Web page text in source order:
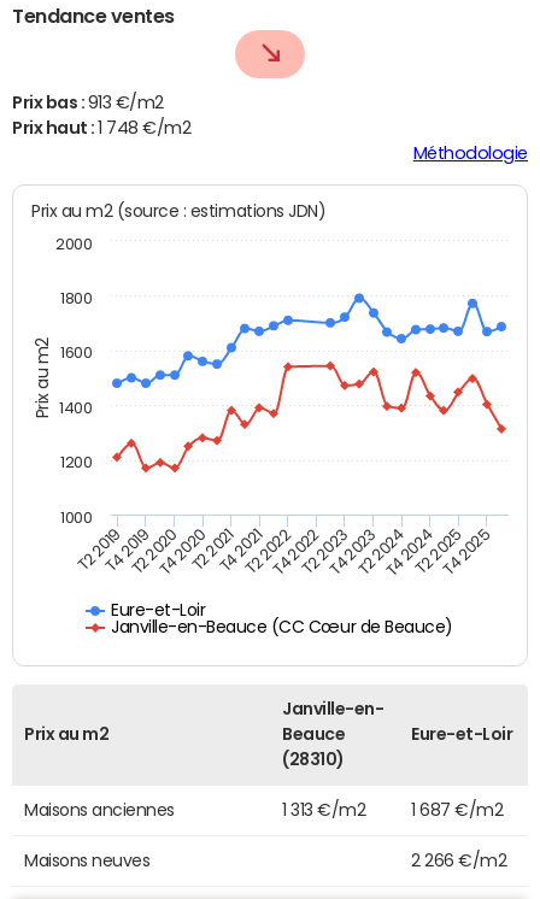
Tendance ventes
Prix bas : 913 €/m2
Prix haut :
1 748 €/m2
Méthodologie
Prix au m2
Prix au m2 (source : estimations JDN)
Eure-et-Loir
Janville-en-Beauce (CC Cœur de Beauce)
T2 2019T4 2019T2 2020T4 2020T2 2021T4 2021T2 2022T4 2022T2 2023T4 2023T2 2024T4 2024T2 2025T4 2025
1000
1200
1400
1600
1800
2000
Prix au m2
Janville-en-
Beauce
(28310)
Eure-et-Loir
Maisons anciennes 1 313 €/m2 1 687 €/m2
Maisons neuves 2 266 €/m2